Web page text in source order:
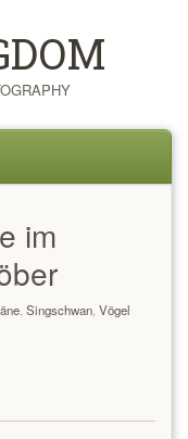
im
, Singschwan, Vögel